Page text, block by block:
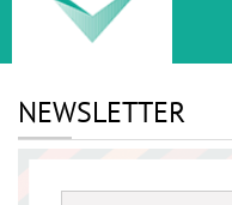
NEWSLETTER